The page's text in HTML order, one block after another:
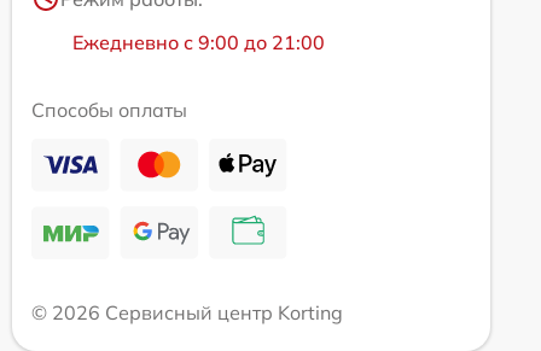
Ежедневно с 9:00 до 21:00
Способы оплаты
© 2026 Сервисный центр Korting